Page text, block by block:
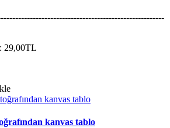
29,00TL
kanvas tablo